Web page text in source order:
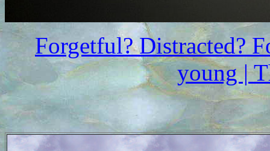
Forgetful? Distracted?
young |